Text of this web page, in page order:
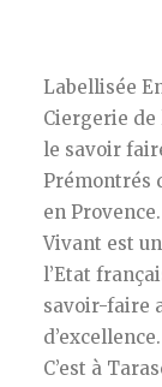
Labellisée
Ciergerie de
le savoir
Prémontrés
en
Vivant est
l’Etat
savoir-faire
d’excellence.
C’est à